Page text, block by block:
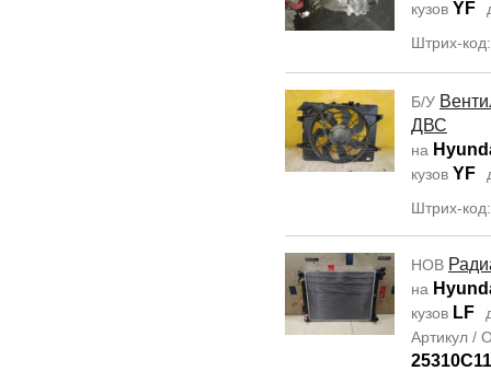
кузов YF
Штрих-
Б/У
ДВС
на
кузов YF
Штрих-
НОВ
на
кузов LF
Артикул /